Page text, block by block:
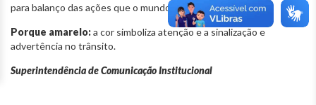
para balanço das ações que o mundo inteiro realiza.
Porque amarelo:a cor simboliza atenção e a sinalização e
advertência no trânsito.
Superintendência de Comunicação Institucional